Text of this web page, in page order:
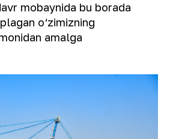
mobaynida bu borada
o‘zimizning
amalga